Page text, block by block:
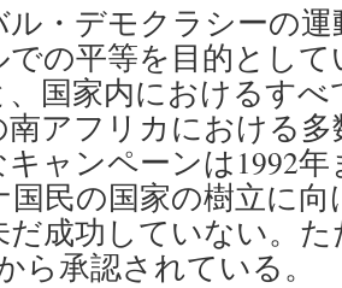
・デモクラシーの運
での平等を目的とし
、国家内におけるす
南アフリカにおける
ャンペーンは1992
民の国家の樹立に
だ成功していない。
ら承認されている。